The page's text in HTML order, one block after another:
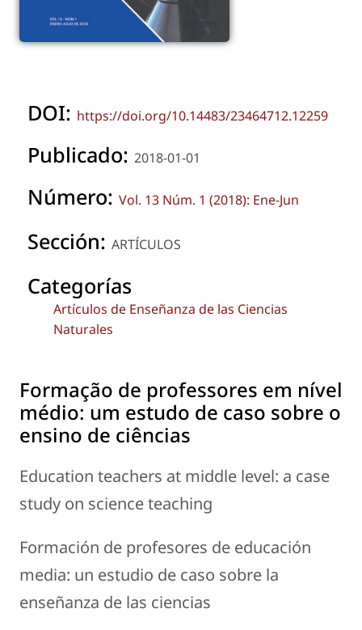
DOI: https://doi.org/10.14483/23464712.12259
Publicado: 2018-01-01
Número: Vol. 13 Núm. 1 (2018): Ene-Jun
Sección: ARTÍCULOS
Categorías
Artículos de Enseñanza de las Ciencias
Naturales
Formação de professores em nível
médio: um estudo de caso sobre o
ensino de ciências
Education teachers at middle level: a case
study on science teaching
Formación de profesores de educación
media: un estudio de caso sobre la
enseñanza de las ciencias